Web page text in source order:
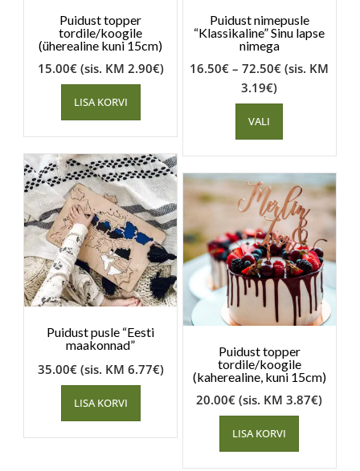
Puidust topper
tordile/koogile
(üherealine kuni 15cm)
15.00€ (sis. KM 2.90€)
LISA KORVI
Puidust nimepusle
“Klassikaline” Sinu lapse
nimega
16.50€ – 72.50€ (sis. KM
3.19€)
VALI
Puidust pusle “Eesti
maakonnad”
35.00€ (sis. KM 6.77€)
LISA KORVI
Puidust topper
tordile/koogile
(kaherealine, kuni 15cm)
20.00€ (sis. KM3.87€)
LISA KORVI